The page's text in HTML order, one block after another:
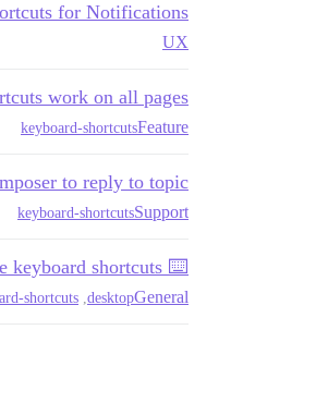
for Notifications
UX
work on all pages
Feature
keyboard-shortcuts
to reply to topic
Support
keyboard-shortcuts
⌨️ Do you use keyboard shortcuts?
General
desktop
shortcuts